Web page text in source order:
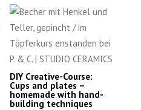
DIY Creative-Course:
Cups and plates –
homemade with hand-
building techniques